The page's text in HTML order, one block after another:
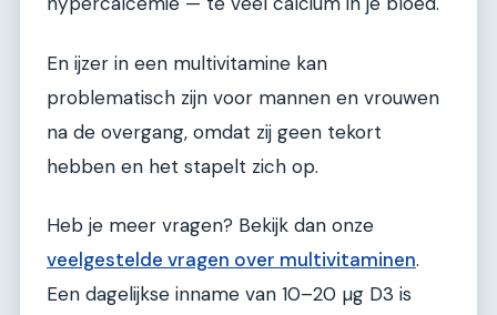
En ijzer in een multivitamine kan
problematisch zijn voor mannen en vrouwen
na de overgang, omdat zij geen tekort
hebben en het stapelt zich op.
Heb je meer vragen? Bekijk dan onze
veelgestelde vragen over multivitaminen.
Een dagelijkse inname van 10–20 µg D3 is